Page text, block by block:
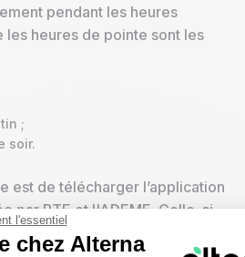
pendant les heures
les heures de pointe sont les
;
soir.
est de télécharger l’application
par RTE et l'ADEME. Celle-ci
générale en
l'essentiel
chez Alterna